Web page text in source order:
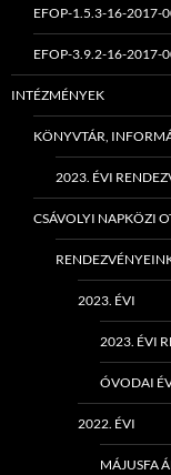
EFOP-1.5.3-16-2017-
EFOP-3.9.2-16-2017-
INTÉZMÉNYEK
KÖNYVTÁR,
2023. ÉVI
CSÁVOLYI NAPKÖZI
2023. ÉVI
2023. ÉVI
ÓVODAI
2022. ÉVI
MÁJUSFA